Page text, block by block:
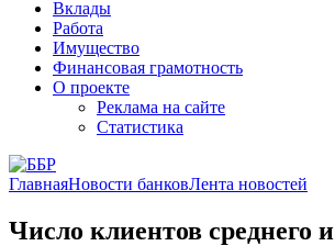
Вклады
Работа
Имущество
Финансовая грамотность
О проекте
Реклама на сайте
Статистика
ГлавнаяНовости банковЛента новостей
Число клиентов среднего